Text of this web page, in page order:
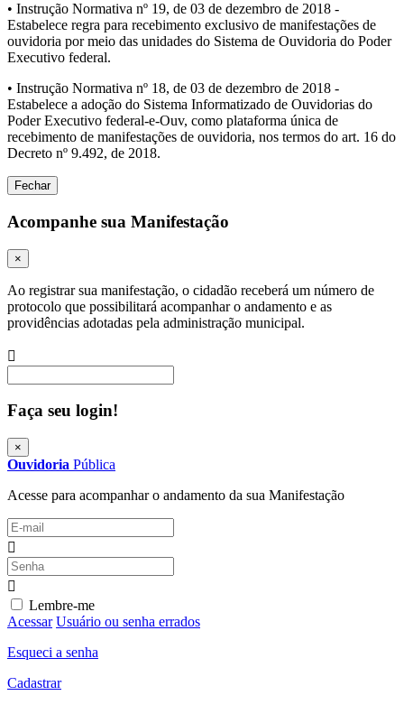
• Instrução Normativa nº 19, de 03 de dezembro de 2018 -
Estabelece regra para recebimento exclusivo de manifestações de
ouvidoria por meio das unidades do Sistema de Ouvidoria do Poder
Executivo federal.
• Instrução Normativa nº 18, de 03 de dezembro de 2018 -
Estabelece a adoção do Sistema Informatizado de Ouvidorias do
Poder Executivo federal-e-Ouv, como plataforma única de
recebimento de manifestações de ouvidoria, nos termos do art. 16 do
Decreto nº 9.492, de 2018.
Fechar
Acompanhe sua Manifestação
×
Ao registrar sua manifestação, o cidadão receberá um número de
protocolo que possibilitará acompanhar o andamento e as
providências adotadas pela administração municipal.
Faça seu login!
×
Ouvidoria Pública
Acesse para acompanhar o andamento da sua Manifestação
Lembre-me
Acessar Usuário ou senha errados
Esqueci a senha
Cadastrar